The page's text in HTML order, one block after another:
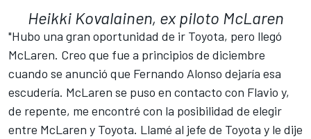
Heikki Kovalainen, ex piloto McLaren
"Hubo una gran oportunidad de ir Toyota, pero llegó
McLaren. Creo que fue a principios de diciembre
cuando se anunció que Fernando Alonso dejaría esa
escudería. McLaren se puso en contacto con Flavio y,
de repente, me encontré con la posibilidad de elegir
entre McLaren y Toyota. Llamé al jefe de Toyota y le dije